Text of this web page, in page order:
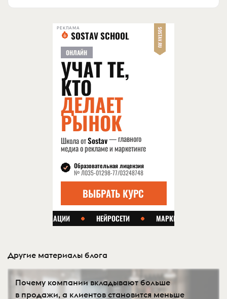
РЕКЛАМА
Другие материалы блога
Почему компании вкладывают больше
в продажи, а клиентов становится меньше